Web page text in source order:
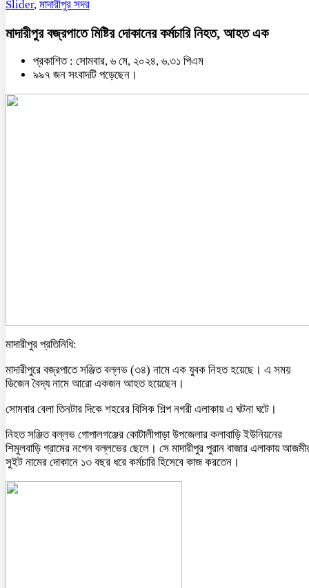
Slider, মাদারীপুর সদর
মাদারীপুর বজ্রপাতে মিষ্টির দোকানের কর্মচারি নিহত, আহত এক
প্রকাশিত : সোমবার, ৬ মে, ২০২৪, ৬.৩১ পিএম
৯৯৭ জন সংবাদটি পড়েছেন।
মাদারীপুর প্রতিনিধি:
মাদারীপুরে বজ্রপাতে সঞ্জিত বল্লভ (৩৪) নামে এক যুবক নিহত হয়েছে। এ সময়
ডিজেন বৈদ্য নামে আরো একজন আহত হয়েছেন।
সোমবার বেলা তিনটার দিকে শহরের বিসিক শিল্প নগরী এলাকায় এ ঘটনা ঘটে।
নিহত সঞ্জিত বল্লভ গোপালগঞ্জের কোটালীপাড়া উপজেলার কলাবাড়ি ইউনিয়নের
শিমুলবাড়ি গ্রামের নগেন বল্লভের ছেলে। সে মাদারীপুর পুরান বাজার এলাকায়
সুইট নামের দোকানে ১৩ বছর ধরে কর্মচারি হিসেবে কাজ করতেন।